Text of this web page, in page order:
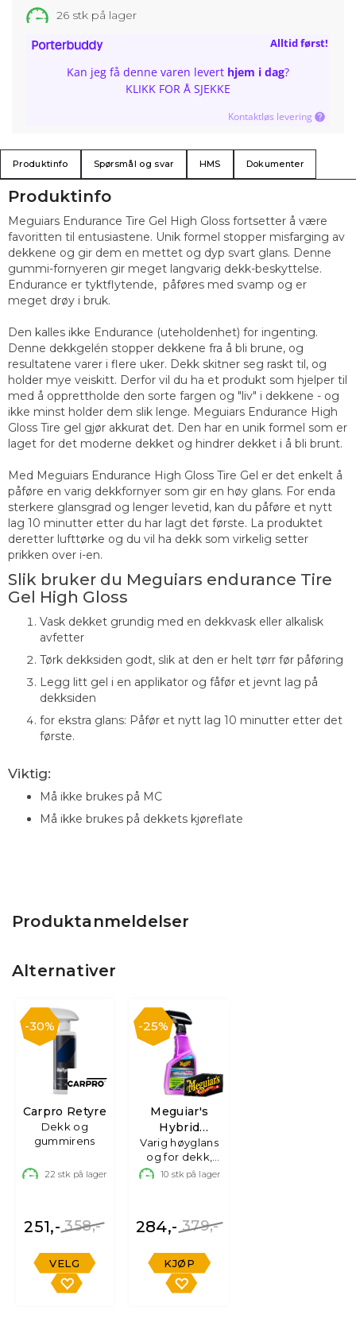
26 stk på lager
Alltid først!
Kan jeg få denne varen levert hjem i dag?
KLIKK FOR Å SJEKKE
Kontaktløs levering
Produktinfo Spørsmål og svar HMS Dokumenter
Produktanmeldelser
Alternativer
30%
Carpro Retyre
Dekk og
gummirens
22 stk på lager
358,-
251,-
VELG
25%
Meguiar's
Hybrid
Ceramic Tire
Shine
Varig høyglans
og for dekk,
473ml
10 stk på lager
379,-
284,-
KJØP
Produktinfo
Meguiars Endurance Tire Gel High Gloss fortsetter å være
favoritten til entusiastene. Unik formel stopper misfarging av
dekkene og gir dem en mettet og dyp svart glans. Denne
gummi-fornyeren gir meget langvarig dekk-beskyttelse.
Endurance er tyktflytende, påføres med svamp og er
meget drøy i bruk.
Den kalles ikke Endurance (uteholdenhet) for ingenting.
Denne dekkgelén stopper dekkene fra å bli brune, og
resultatene varer i flere uker. Dekk skitner seg raskt til, og
holder mye veiskitt. Derfor vil du ha et produkt som hjelper til
med å opprettholde den sorte fargen og "liv" i dekkene - og
ikke minst holder dem slik lenge. Meguiars Endurance High
Gloss Tire gel gjør akkurat det. Den har en unik formel som er
laget for det moderne dekket og hindrer dekket i å bli brunt.
Med Meguiars Endurance High Gloss Tire Gel er det enkelt å
påføre en varig dekkfornyer som gir en høy glans. For enda
sterkere glansgrad og lenger levetid, kan du påføre et nytt
lag 10 minutter etter du har lagt det første. La produktet
deretter lufttørke og du vil ha dekk som virkelig setter
prikken over i-en.
Slik bruker du Meguiars endurance Tire
Gel High Gloss
Vask dekket grundig med en dekkvask eller alkalisk
avfetter
Tørk dekksiden godt, slik at den er helt tørr før påføring
Legg litt gel i en applikator og fåfør et jevnt lag på
dekksiden
for ekstra glans: Påfør et nytt lag 10 minutter etter det
første.
Viktig:
Må ikke brukes på MC
Må ikke brukes på dekkets kjøreflate